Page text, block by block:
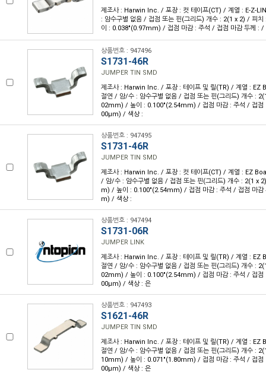
제조사 : Harwin Inc. / 포장 : 컷 테이프(CT) / 계열 : E-Z-
: 암수구별 없음 / 접점 또는 핀(그리드) 개수 : 2(1 x 2) / 피
이 : 0.038"(0.97mm) / 접점 마감 : 주석 / 접점 마감 두께 : /
상품번호 : 947496
S1731-46R
JUMPER TIN SMD
제조사 : Harwin Inc. / 포장 : 테이프 및 릴(TR) / 계열 : EZ
절연 / 암/수 : 암수구별 없음 / 접점 또는 핀(그리드) 개수 :
02mm) / 높이 : 0.100"(2.54mm) / 접점 마감 : 주석 / 접점
00µm) / 색상 :
상품번호 : 947495
S1731-46R
JUMPER TIN SMD
제조사 : Harwin Inc. / 포장 : 컷 테이프(CT) / 계열 : EZ
/ 암/수 : 암수구별 없음 / 접점 또는 핀(그리드) 개수 : 2(1 x
m) / 높이 : 0.100"(2.54mm) / 접점 마감 : 주석 / 접점 마
m) / 색상 :
상품번호 : 947494
S1731-06R
JUMPER LINK
제조사 : Harwin Inc. / 포장 : 테이프 및 릴(TR) / 계열 : EZ
절연 / 암/수 : 암수구별 없음 / 접점 또는 핀(그리드) 개수 :
02mm) / 높이 : 0.100"(2.54mm) / 접점 마감 : 주석 / 접점
00µm) / 색상 : 은
상품번호 : 947493
S1621-46R
JUMPER TIN SMD
제조사 : Harwin Inc. / 포장 : 테이프 및 릴(TR) / 계열 : EZ
절연 / 암/수 : 암수구별 없음 / 접점 또는 핀(그리드) 개수 :
10mm) / 높이 : 0.071"(1.80mm) / 접점 마감 : 주석 / 접점
00µm) / 색상 : 은